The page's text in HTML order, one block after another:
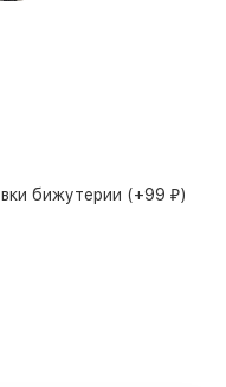
бижутерии (+99 ₽)